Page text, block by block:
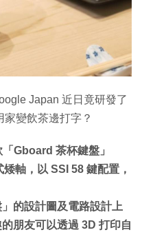
Japan 近日竟研發了
變飲茶邊打字？
Gboard 茶杯鍵盤」
軸，以 SSI 58 鍵配置，
的設計圖及電路設計上
朋友可以透過 3D 打印自